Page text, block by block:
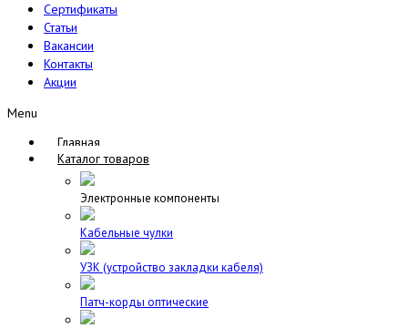
Сертификаты
Статьи
Вакансии
Контакты
Акции
Menu
Главная
Каталог товаров
Электронные компоненты
Кабельные чулки
УЗК (устройство закладки кабеля)
Патч-корды оптические